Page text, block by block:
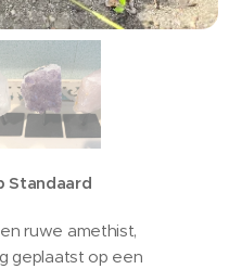
Standaard
ruwe amethist,
geplaatst op een